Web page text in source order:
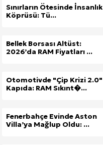
Sınırların Ötesinde İnsanlık
Köprüsü: Tü...
Bellek Borsası Altüst:
2026’da RAM Fiyatları ...
Otomotivde "Çip Krizi 2.0"
Kapıda: RAM Sıkınt�...
Fenerbahçe Evinde Aston
Villa’ya Mağlup Oldu: ...